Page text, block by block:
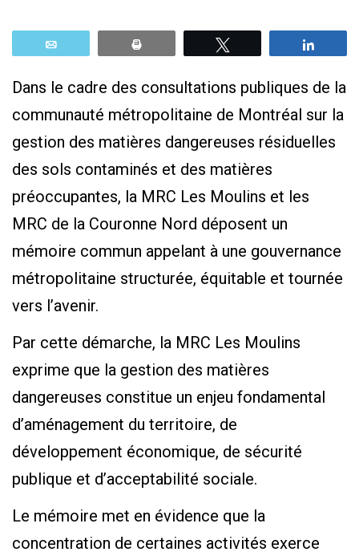
Dans le cadre des consultations publiques de la
communauté métropolitaine de Montréal sur la
gestion des matières dangereuses résiduelles
des sols contaminés et des matières
préoccupantes, la MRC Les Moulins et les
MRC de la Couronne Nord déposent un
mémoire commun appelant à une gouvernance
métropolitaine structurée, équitable et tournée
vers l’avenir.
Par cette démarche, la MRC Les Moulins
exprime que la gestion des matières
dangereuses constitue un enjeu fondamental
d’aménagement du territoire, de
développement économique, de sécurité
publique et d’acceptabilité sociale.
Le mémoire met en évidence que la
concentration de certaines activités exerce